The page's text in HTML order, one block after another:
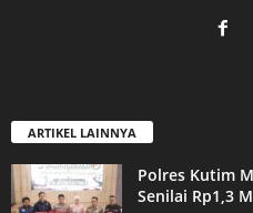
ARTIKEL LAINNYA
Polres Kutim
Senilai Rp1,3